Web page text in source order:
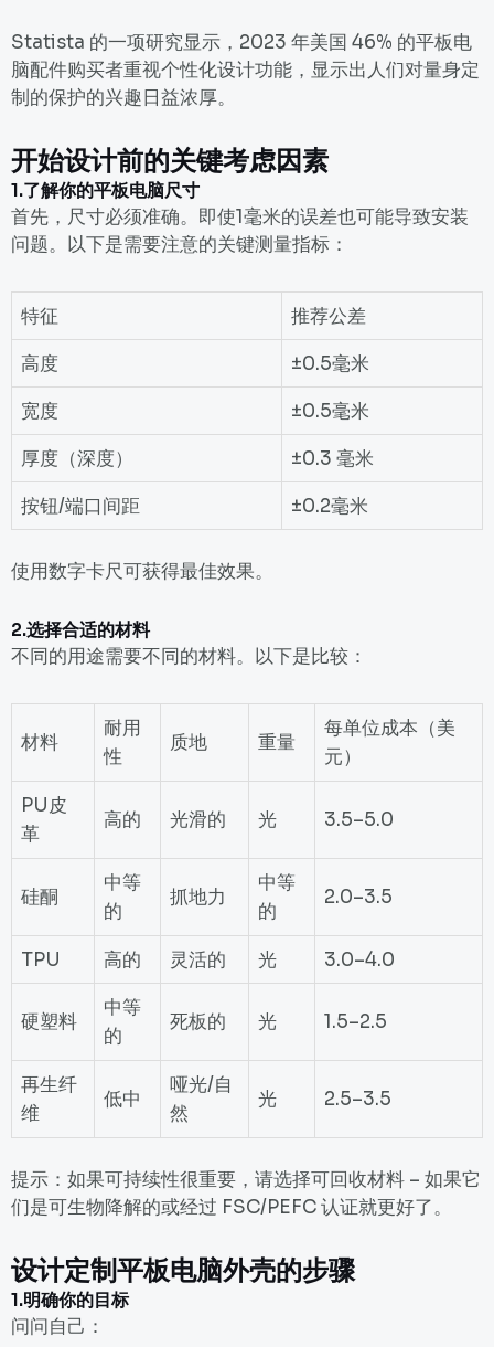
Statista 的一项研究显示，2023 年美国 46% 的平板电
脑配件购买者重视个性化设计功能，显示出人们对量身定
制的保护的兴趣日益浓厚。
开始设计前的关键考虑因素
1.了解你的平板电脑尺寸
首先，尺寸必须准确。即使1毫米的误差也可能导致安装
问题。以下是需要注意的关键测量指标：
特征 推荐公差
高度 ±0.5毫米
宽度 ±0.5毫米
厚度（深度） ±0.3 毫米
按钮/端口间距 ±0.2毫米
使用数字卡尺可获得最佳效果。
2.选择合适的材料
不同的用途需要不同的材料。以下是比较：
材料
耐用
性
质地 重量
每单位成本（美
元）
PU皮
革
高的 光滑的 光 3.5–5.0
硅酮
中等
的
抓地力
中等
的
2.0–3.5
TPU 高的 灵活的 光 3.0–4.0
硬塑料
中等
的
死板的 光 1.5–2.5
再生纤
维
低中
哑光/自
然
光 2.5–3.5
提示：如果可持续性很重要，请选择可回收材料 – 如果它
们是可生物降解的或经过 FSC/PEFC 认证就更好了。
设计定制平板电脑外壳的步骤
1.明确你的目标
问问自己：